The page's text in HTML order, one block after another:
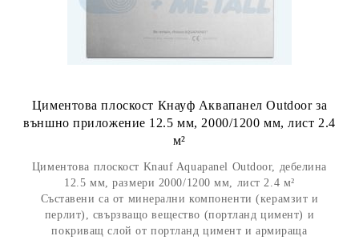
Циментова плоскост Кнауф Аквапанел Outdoor за
външно приложение 12.5 мм, 2000/1200 мм, лист 2.4
м²
Циментова плоскост Knauf Aquapanel Outdoor, дебелина
12.5 мм, размери 2000/1200 мм, лист 2.4 м²
Съставени са от минерални компоненти (керамзит и
перлит), свързващо вещество (портланд цимент) и
покриващ слой от портланд цимент и армираща